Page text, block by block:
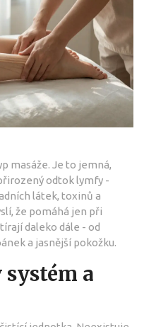
masáže. Je to jemná,
odtok lymfy -
látek, toxinů a
že pomáhá jen při
daleko dále - od
a jasnější pokožku.
a